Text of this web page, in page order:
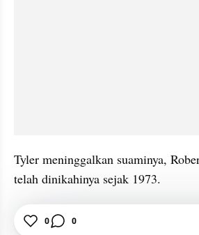
Tyler meninggalkan suaminya,
telah dinikahinya sejak 1973.
Hiburan Bonnie
0 0